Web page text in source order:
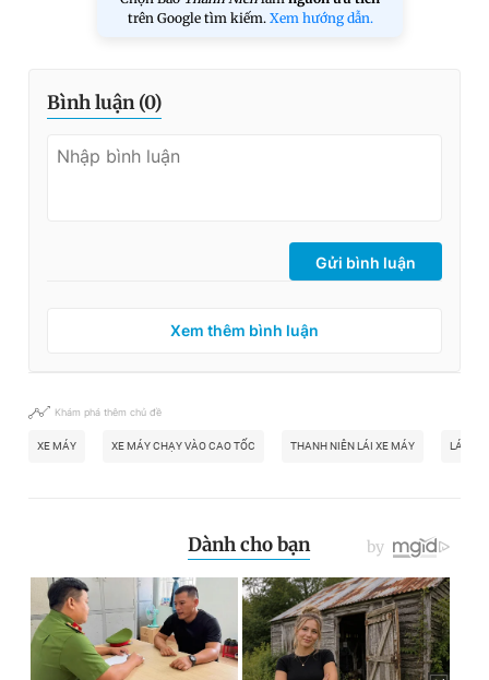
trên Google tìm kiếm. Xem hướng dẫn.
Bình luận (0)
Gửi bình luận
Xem thêm bình luận
Khám phá thêm chủ đề
XE MÁY XE MÁY CHẠY VÀO CAO TỐC THANH NIÊN LÁI XE MÁY LÁI XE